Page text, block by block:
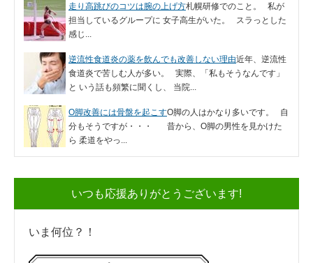
走り高跳びのコツは腕の上げ方札幌研修でのこと。 私が
担当しているグループに 女子高生がいた。 スラっとした
感じ...
逆流性食道炎の薬を飲んでも改善しない理由近年、逆流性
食道炎で苦しむ人が多い。 実際、「私もそうなんです」
と いう話も頻繁に聞くし、 当院...
O脚改善には骨盤を起こすO脚の人はかなり多いです。 自
分もそうですが・・・ 昔から、O脚の男性を見かけた
ら 柔道をやっ...
いつも応援ありがとうございます!
いま何位？！